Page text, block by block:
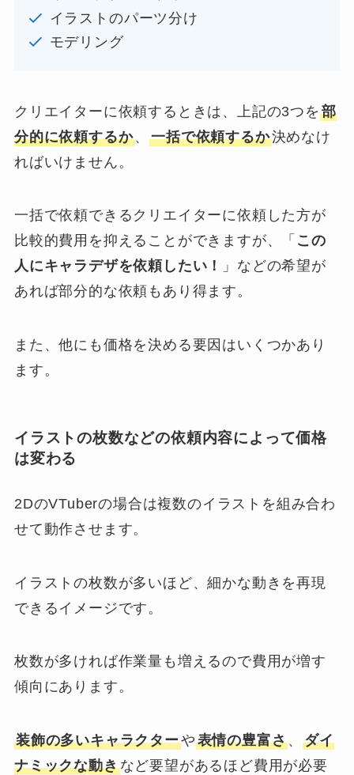
イラストのパーツ分け
モデリング
クリエイターに依頼するときは、上記の3つを 部
分的に依頼するか、一括で依頼するか決めなけ
ればいけません。
一括で依頼できるクリエイターに依頼した方が
比較的費用を抑えることができますが、「 この
人にキャラデザを依頼したい！
」などの希望が
あれば部分的な依頼もあり得ます。
また、他にも価格を決める要因はいくつかあり
ます。
イラストの枚数などの依頼内容によって価格
は変わる
2DのVTuberの場合は複数のイラストを組み合わ
せて動作させます。
イラストの枚数が多いほど、細かな動きを再現
できるイメージです。
枚数が多ければ作業量も増えるので費用が増す
傾向にあります。
装飾の多いキャラクターや表情の豊富さ、ダイ
ナミックな動きなど要望があるほど費用が必要